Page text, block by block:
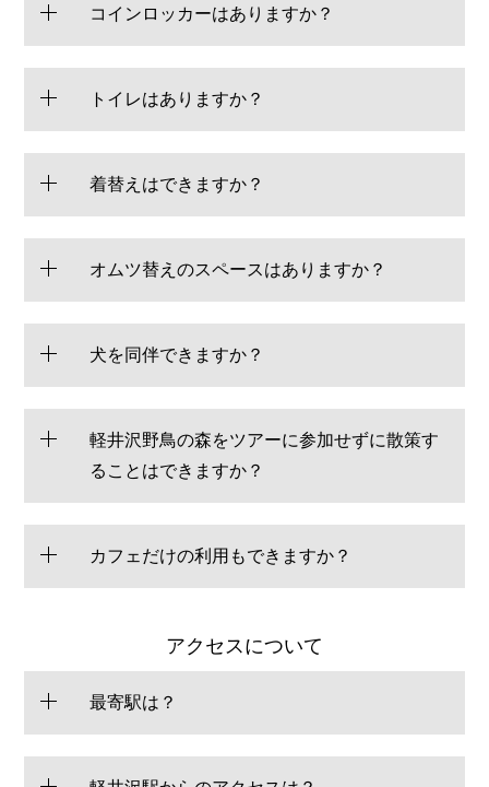
コインロッカーはありますか？
トイレはありますか？
着替えはできますか？
オムツ替えのスペースはありますか？
犬を同伴できますか？
軽井沢野鳥の森をツアーに参加せずに散策す
ることはできますか？
カフェだけの利用もできますか？
アクセスについて
最寄駅は？